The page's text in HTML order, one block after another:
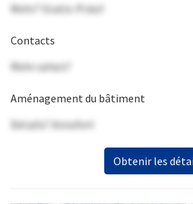
Mehr? Gratis-Präsi!
Contacts
Mehr sehen?
Aménagement du bâtiment
Details? Anrufen!
Obtenir les